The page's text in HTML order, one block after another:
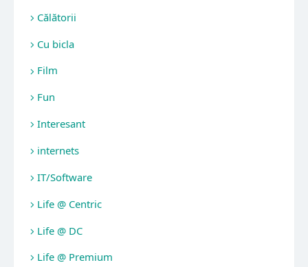
Călătorii
Cu bicla
Film
Fun
Interesant
internets
IT/Software
Life @ Centric
Life @ DC
Life @ Premium